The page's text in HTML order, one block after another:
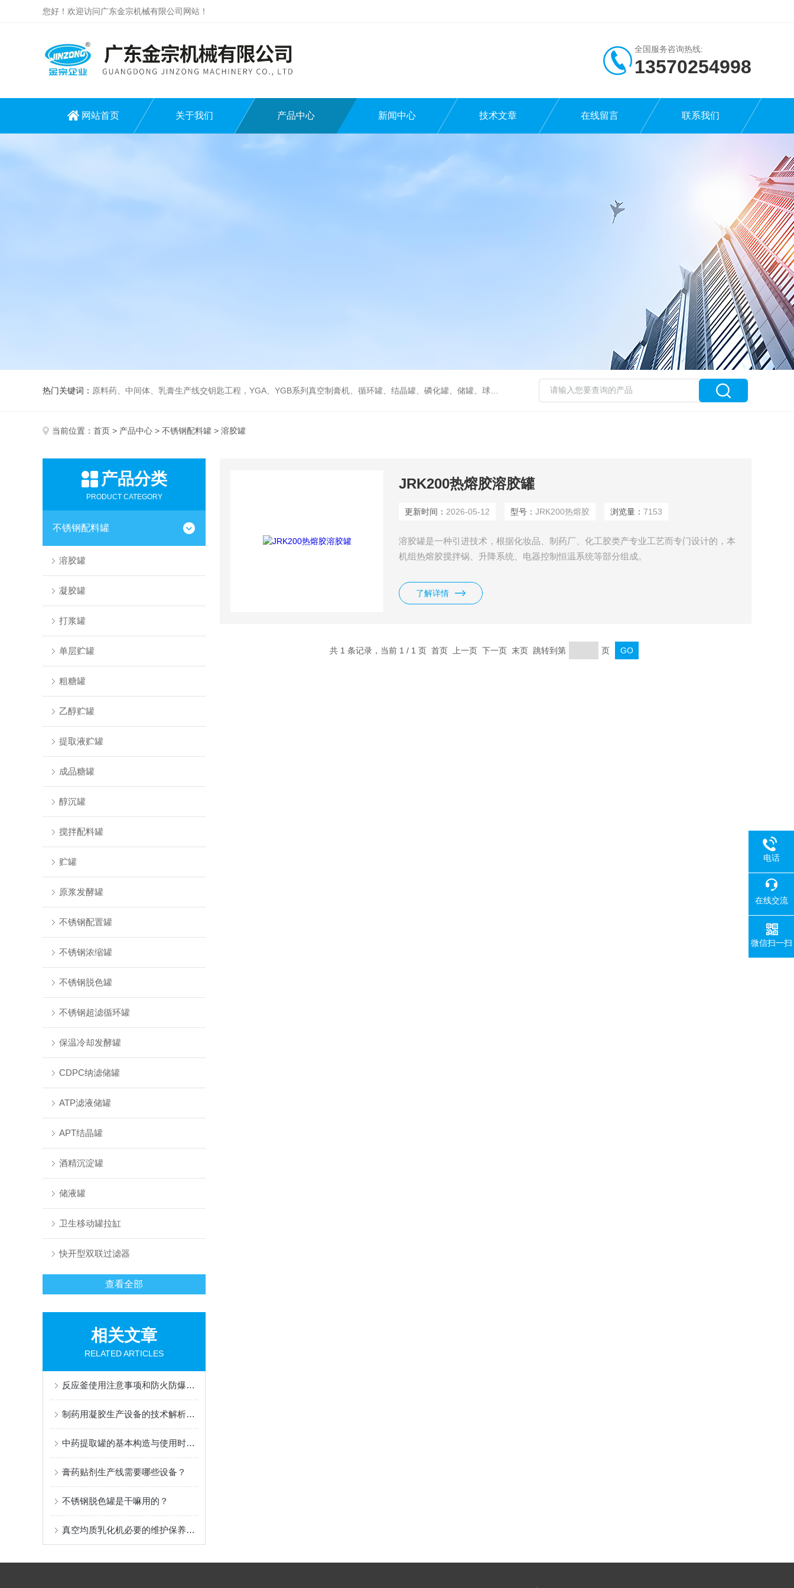
您好！欢迎访问广东金宗机械有限公司网站！
全国服务咨询热线:
13570254998
网站首页 关于我们 产品中心 新闻中心 技术文章 在线留言 联系我们
热门关键词： 原料药、中间体、乳膏生产线交钥匙工程，YGA、YGB系列真空制膏机、循环罐、结晶罐、磷化罐、储罐、球型收缩罐、成套反应提取釜、灌装机、混合机、水处理等各种生产线
当前位置： 首页 > 产品中心 > 不锈钢配料罐 > 溶胶罐
产品分类
PRODUCT CATEGORY
不锈钢配料罐
溶胶罐
凝胶罐
打浆罐
单层贮罐
粗糖罐
乙醇贮罐
提取液贮罐
成品糖罐
醇沉罐
搅拌配料罐
贮罐
原浆发酵罐
不锈钢配置罐
不锈钢浓缩罐
不锈钢脱色罐
不锈钢超滤循环罐
保温冷却发酵罐
CDPC纳滤储罐
ATP滤液储罐
APT结晶罐
酒精沉淀罐
储液罐
卫生移动罐拉缸
快开型双联过滤器
查看全部
相关文章
RELATED ARTICLES
反应釜使用注意事项和防火防爆技术措施
制药用凝胶生产设备的技术解析：结构、原理与特性
中药提取罐的基本构造与使用时的注意事项
膏药贴剂生产线需要哪些设备？
不锈钢脱色罐是干嘛用的？
真空均质乳化机必要的维护保养与使用
JRK200热熔胶溶胶罐
更新时间： 2026-05-12 型号：JRK200热熔胶 浏览量：7153
溶胶罐是一种引进技术，根据化妆品、制药厂、化工胶类产专业工艺而专门设计的，本
机组热熔胶搅拌锅、升降系统、电器控制恒温系统等部分组成。
了解详情
共 1 条记录，当前 1 / 1 页 首页 上一页 下一页 末页 跳转到第 页
电话
在线交流
微信扫一扫